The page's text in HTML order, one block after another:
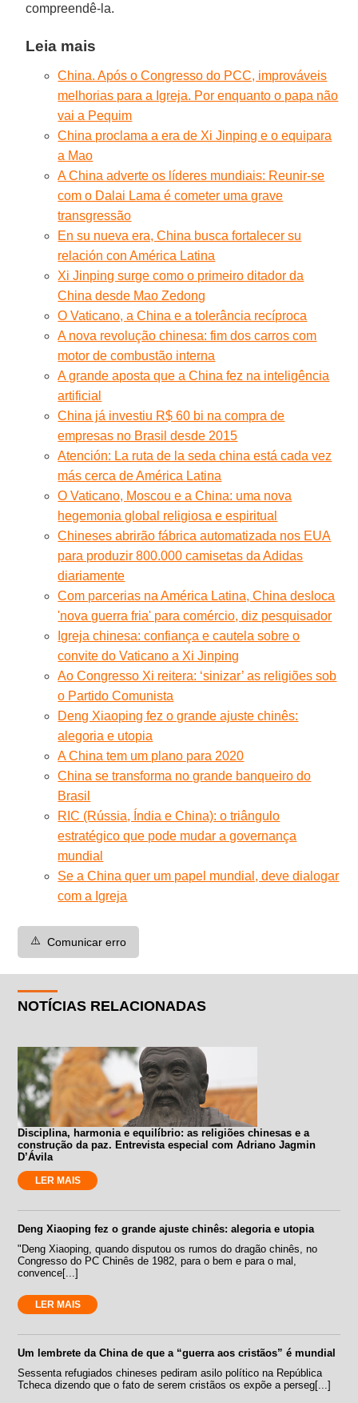
compreendê-la.
Leia mais
China. Após o Congresso do PCC, improváveis
melhorias para a Igreja. Por enquanto o papa não
vai a Pequim
China proclama a era de Xi Jinping e o equipara
a Mao
A China adverte os líderes mundiais: Reunir-se
com o Dalai Lama é cometer uma grave
transgressão
En su nueva era, China busca fortalecer su
relación con América Latina
Xi Jinping surge como o primeiro ditador da
China desde Mao Zedong
O Vaticano, a China e a tolerância recíproca
A nova revolução chinesa: fim dos carros com
motor de combustão interna
A grande aposta que a China fez na inteligência
artificial
China já investiu R$ 60 bi na compra de
empresas no Brasil desde 2015
Atención: La ruta de la seda china está cada vez
más cerca de América Latina
O Vaticano, Moscou e a China: uma nova
hegemonia global religiosa e espiritual
Chineses abrirão fábrica automatizada nos EUA
para produzir 800.000 camisetas da Adidas
diariamente
Com parcerias na América Latina, China desloca
'nova guerra fria' para comércio, diz pesquisador
Igreja chinesa: confiança e cautela sobre o
convite do Vaticano a Xi Jinping
Ao Congresso Xi reitera: ‘sinizar’ as religiões sob
o Partido Comunista
Deng Xiaoping fez o grande ajuste chinês:
alegoria e utopia
A China tem um plano para 2020
China se transforma no grande banqueiro do
Brasil
RIC (Rússia, Índia e China): o triângulo
estratégico que pode mudar a governança
mundial
Se a China quer um papel mundial, deve dialogar
com a Igreja
⚠️ Comunicar erro
NOTÍCIAS RELACIONADAS
Disciplina, harmonia e equilíbrio: as religiões chinesas e a
construção da paz. Entrevista especial com Adriano Jagmin
D’Ávila
LER MAIS
Deng Xiaoping fez o grande ajuste chinês: alegoria e utopia
"Deng Xiaoping, quando disputou os rumos do dragão chinês, no
Congresso do PC Chinês de 1982, para o bem e para o mal,
convence[...]
LER MAIS
Um lembrete da China de que a “guerra aos cristãos” é mundial
Sessenta refugiados chineses pediram asilo político na República
Tcheca dizendo que o fato de serem cristãos os expõe a perseg[...]